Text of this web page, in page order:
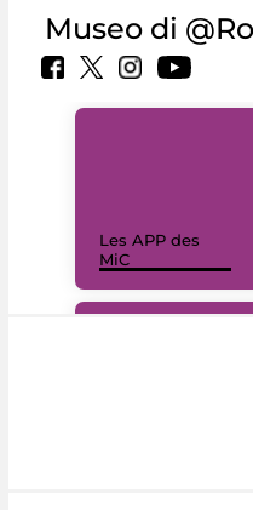
Museo di
Les APP des
MiC